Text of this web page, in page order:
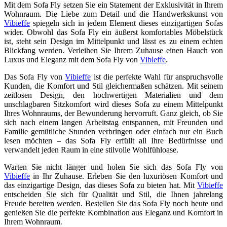
Mit dem Sofa Fly setzen Sie ein Statement der Exklusivität in Ihrem
Wohnraum. Die Liebe zum Detail und die Handwerkskunst von
Vibieffe spiegeln sich in jedem Element dieses einzigartigen Sofas
wider. Obwohl das Sofa Fly ein äußerst komfortables Möbelstück
ist, steht sein Design im Mittelpunkt und lässt es zu einem echten
Blickfang werden. Verleihen Sie Ihrem Zuhause einen Hauch von
Luxus und Eleganz mit dem Sofa Fly von Vibieffe.
Das Sofa Fly vonVibieffe ist die perfekte Wahl für anspruchsvolle
Kunden, die Komfort und Stil gleichermaßen schätzen. Mit seinem
zeitlosen Design, den hochwertigen Materialien und dem
unschlagbaren Sitzkomfort wird dieses Sofa zu einem Mittelpunkt
Ihres Wohnraums, der Bewunderung hervorruft. Ganz gleich, ob Sie
sich nach einem langen Arbeitstag entspannen, mit Freunden und
Familie gemütliche Stunden verbringen oder einfach nur ein Buch
lesen möchten – das Sofa Fly erfüllt all Ihre Bedürfnisse und
verwandelt jeden Raum in eine stilvolle Wohlfühloase.
Warten Sie nicht länger und holen Sie sich das Sofa Fly von
Vibieffe in Ihr Zuhause. Erleben Sie den luxuriösen Komfort und
das einzigartige Design, das dieses Sofa zu bieten hat. Mit Vibieffe
entscheiden Sie sich für Qualität und Stil, die Ihnen jahrelang
Freude bereiten werden. Bestellen Sie das Sofa Fly noch heute und
genießen Sie die perfekte Kombination aus Eleganz und Komfort in
Ihrem Wohnraum.